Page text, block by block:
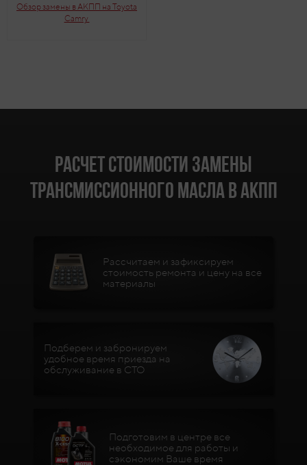
Обзор замены в АКПП на Toyota
Camry
Расчет стоимости замены
трансмиссионного масла в АКПП
Рассчитаем и зафиксируем
стоимость ремонта и цену на все
материалы
Подберем и забронируем
удобное время приезда на
обслуживание в СТО
Подготовим в центре все
необходимое для работы и
сэкономим Ваше время